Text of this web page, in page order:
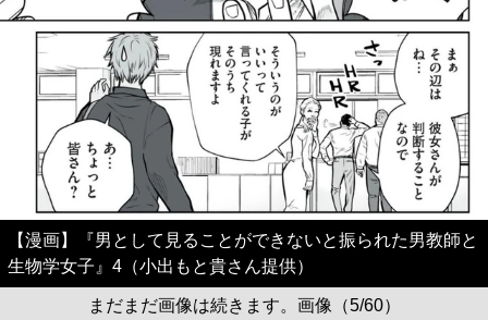
【漫画】『男として見ることができないと振られた男教師と
生物学女子』4（小出もと貴さん提供）
まだまだ画像は続きます。画像（5/60）